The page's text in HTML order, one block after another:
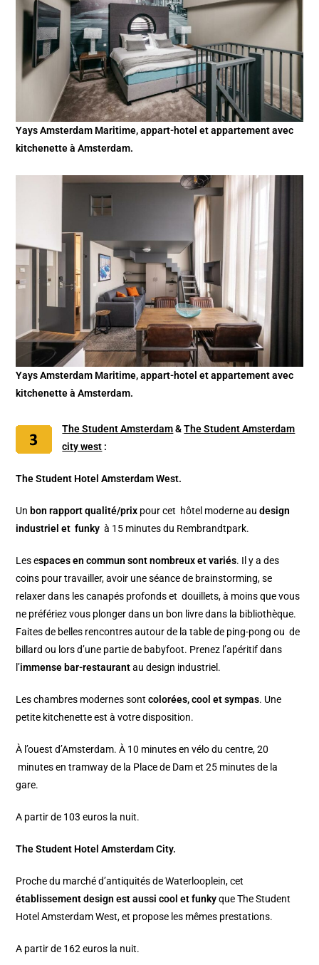
Yays Amsterdam Maritime, appart-hotel et appartement avec
kitchenette à Amsterdam.
Yays Amsterdam Maritime, appart-hotel et appartement avec
kitchenette à Amsterdam.
The Student Amsterdam&The Student Amsterdam
city west :
TheStudent Hotel Amsterdam West.
Un bon rapport qualité/prix pour cet hôtel moderne audesign
industriel et funky à 15 minutes du Rembrandtpark.
Les espaces en commun sont nombreux et variés. Il y a des
coins pour travailler, avoir une séance de brainstorming, se
relaxer dans les canapés profonds et douillets, à moins que vous
ne préfériez vous plonger dans un bon livre dans la bibliothèque.
Faites de belles rencontres autour de la table de ping-pong ou de
billard ou lors d’une partie de babyfoot. Prenez l’apéritif dans
l’immense bar-restaurantau design industriel.
Les chambres modernes sontcolorées, cool et sympas. Une
petite kitchenette est à votre disposition.
À l’ouest d’Amsterdam. À 10 minutes en vélo du centre, 20
minutes en tramway de la Place de Dam et 25 minutes de la
gare.
A partir de 103 euros la nuit.
The Student Hotel Amsterdam City.
Proche du marché d’antiquités de Waterlooplein, cet
établissement design est aussi cool et funkyque The Student
Hotel Amsterdam West, et propose les mêmes prestations.
A partir de 162 euros la nuit.